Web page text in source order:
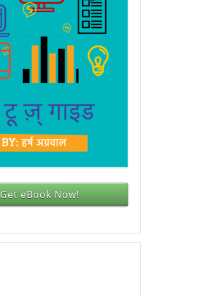
Get eBook Now!